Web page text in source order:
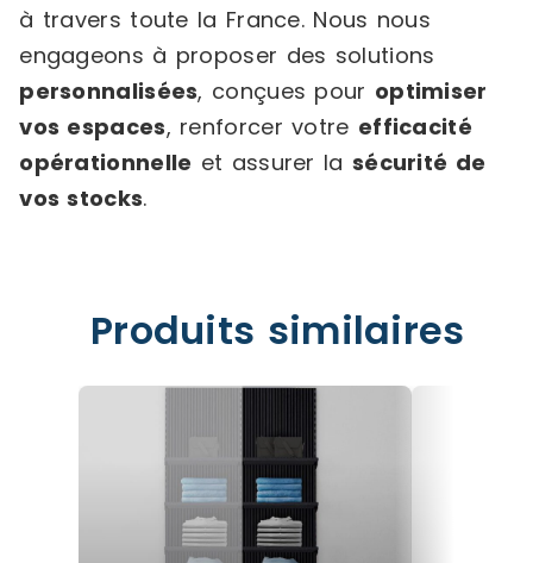
à travers toute la France. Nous nous
engageons à proposer des solutions
personnalisées, conçues pour optimiser
vos espaces, renforcer votre efficacité
opérationnelle et assurer la sécurité de
vos stocks.
Produits similaires